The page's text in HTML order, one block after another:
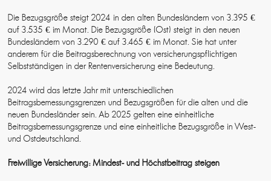
Die Bezugsgröße steigt 2024 in den alten Bundesländern von 3.395 €
auf 3.535 € im Monat. Die Bezugsgröße (Ost) steigt in den neuen
Bundesländern von 3.290 € auf 3.465 € im Monat. Sie hat unter
anderem für die Beitragsberechnung von versicherungspflichtigen
Selbstständigen in der Rentenversicherung eine Bedeutung.
2024 wird das letzte Jahr mit unterschiedlichen
Beitragsbemessungsgrenzen und Bezugsgrößen für die alten und die
neuen Bundesländer sein. Ab 2025 gelten eine einheitliche
Beitragsbemessungsgrenze und eine einheitliche Bezugsgröße in West-
und Ostdeutschland.
Freiwillige Versicherung: Mindest- und Höchstbeitrag steigen